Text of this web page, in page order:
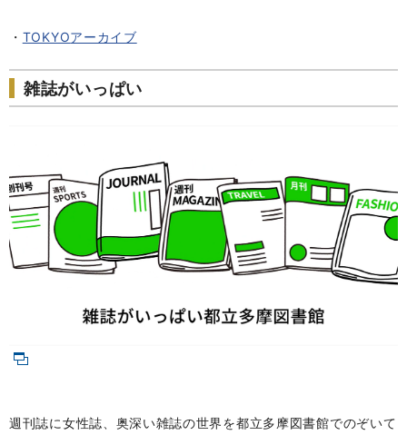
・ TOKYOアーカイブ
雑誌がいっぱい
週刊誌に女性誌、奥深い雑誌の世界を都立多摩図書館でのぞいて